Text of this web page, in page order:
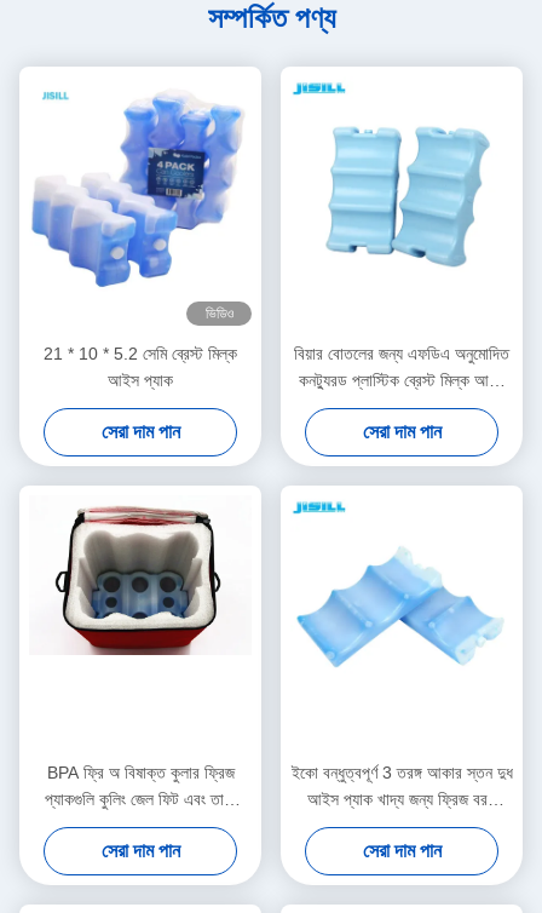
সম্পর্কিত পণ্য
ভিডিও
21 * 10 * 5.2 সেমি ব্রেস্ট মিল্ক
আইস প্যাক
সেরা দাম পান
বিয়ার বোতলের জন্য এফডিএ অনুমোদিত
কনট্যুরড প্লাস্টিক ব্রেস্ট মিল্ক আইস
প্যাক
সেরা দাম পান
BPA ফ্রি অ বিষাক্ত কুলার ফ্রিজ
প্যাকগুলি কুলিং জেল ফিট এবং তাজা
আইস প্যাকগুলি
সেরা দাম পান
ইকো বন্ধুত্বপূর্ণ 3 তরঙ্গ আকার স্তন দুধ
আইস প্যাক খাদ্য জন্য ফ্রিজ বরফ
প্যাক
সেরা দাম পান